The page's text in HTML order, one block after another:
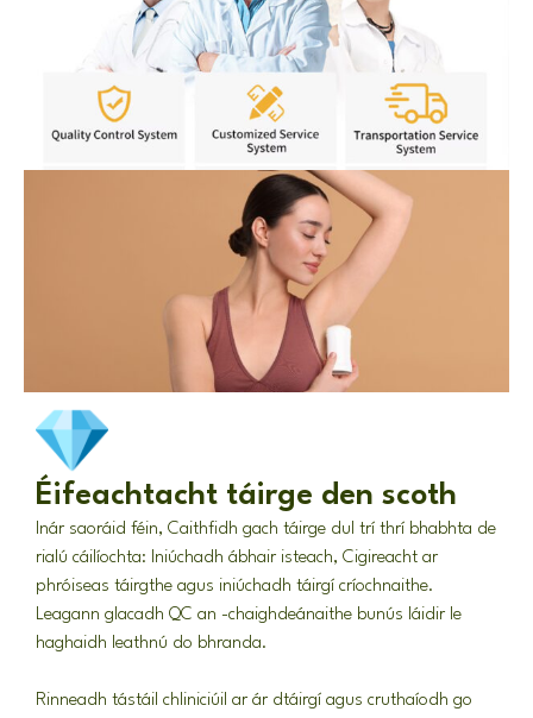
Éifeachtacht táirge den scoth
Inár saoráid féin, Caithfidh gach táirge dul trí thrí bhabhta de
rialú cáilíochta: Iniúchadh ábhair isteach, Cigireacht ar
phróiseas táirgthe agus iniúchadh táirgí críochnaithe.
Leagann glacadh QC an -chaighdeánaithe bunús láidir le
haghaidh leathnú do bhranda.
Rinneadh tástáil chliniciúil ar ár dtáirgí agus cruthaíodh go